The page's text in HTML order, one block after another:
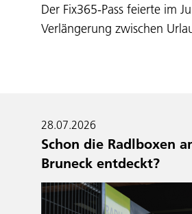
Der Fix365-Pass feierte im
Verlängerung zwischen
28.07.2026
Schon die Radlboxen
Bruneck entdeckt?